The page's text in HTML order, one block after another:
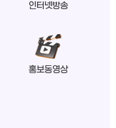
인터넷방송
홍보동영상